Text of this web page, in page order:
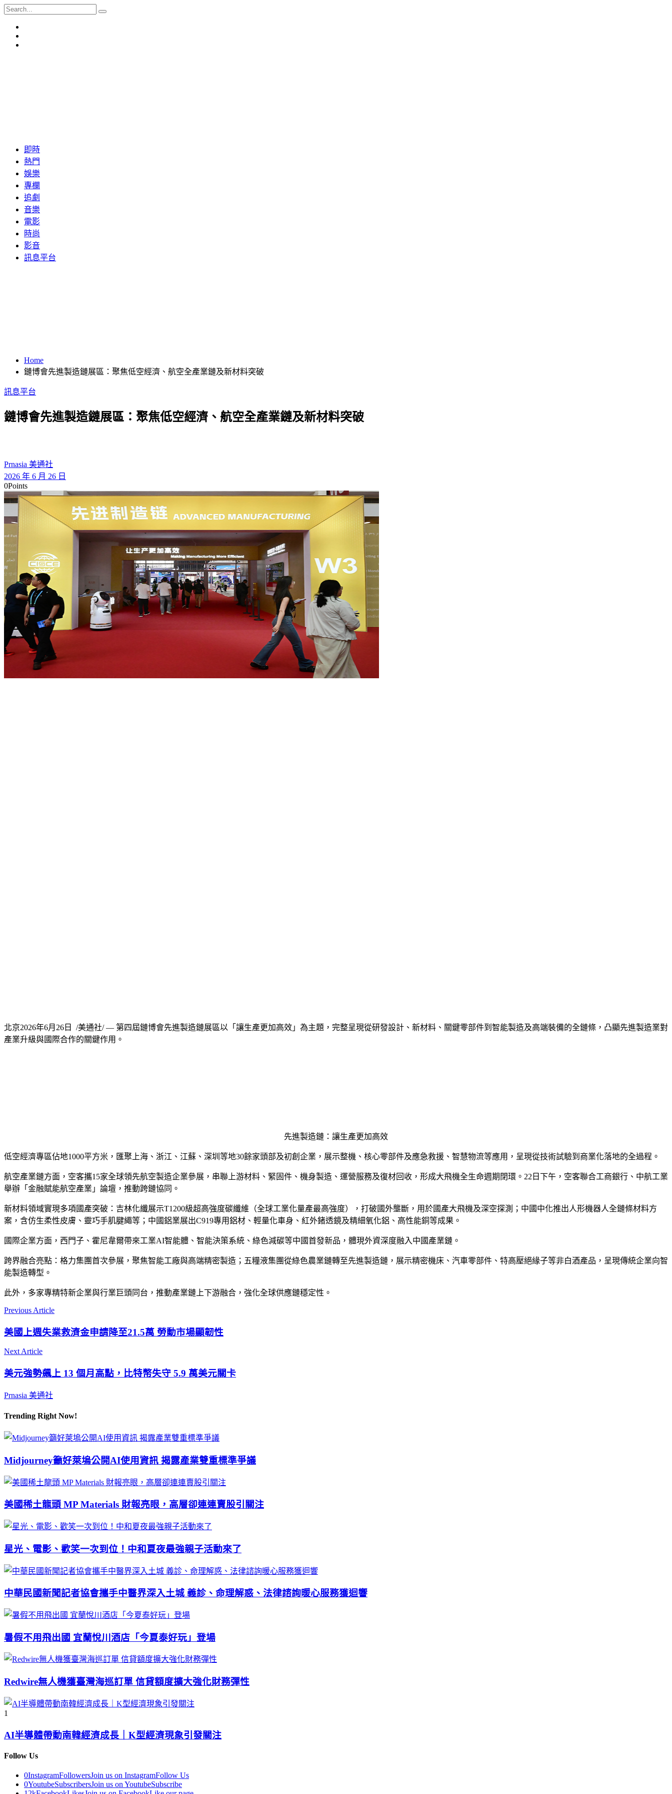
即時
熱門
娛樂
專欄
追劇
音樂
電影
時尚
影音
訊息平台
Home
鏈博會先進製造鏈展區：聚焦低空經濟、航空全產業鏈及新材料突破
訊息平台
鏈博會先進製造鏈展區：聚焦低空經濟、航空全產業鏈及新材料突破
Prnasia 美通社
2026 年 6 月 26 日
0Points
北京2026年6月26日 /美通社/ — 第四屆鏈博會先進製造鏈展區以「讓生產更加高效」為主題，完整呈現從研發設計、新材料、關鍵零部件到智能製造及高端裝備的全鏈條，凸顯先進製造業對
產業升級與國際合作的關鍵作用。
先進製造鏈：讓生產更加高效
低空經濟專區佔地1000平方米，匯聚上海、浙江、江蘇、深圳等地30餘家頭部及初創企業，展示整機、核心零部件及應急救援、智慧物流等應用，呈現從技術試驗到商業化落地的全過程。
航空產業鏈方面，空客攜15家全球領先航空製造企業參展，串聯上游材料、緊固件、機身製造、運營服務及復材回收，形成大飛機全生命週期閉環。22日下午，空客聯合工商銀行、中航工業
舉辦「金融賦能航空產業」論壇，推動跨鏈協同。
新材料領域實現多項國產突破：吉林化纖展示T1200級超高強度碳纖維（全球工業化量產最高強度），打破國外壟斷，用於國產大飛機及深空探測；中國中化推出人形機器人全鏈條材料方
案，含仿生柔性皮膚、靈巧手肌腱繩等；中國鋁業展出C919專用鋁材、輕量化車身、紅外鍺透鏡及精細氧化鋁、高性能銅等成果。
國際企業方面，西門子、霍尼韋爾帶來工業AI智能體、智能決策系統、綠色減碳等中國首發新品，體現外資深度融入中國產業鏈。
跨界融合亮點：格力集團首次參展，聚焦智能工廠與高端精密製造；五糧液集團從綠色農業鏈轉至先進製造鏈，展示精密機床、汽車零部件、特高壓絕緣子等非白酒產品，呈現傳統企業向智
能製造轉型。
此外，多家專精特新企業與行業巨頭同台，推動產業鏈上下游融合，強化全球供應鏈穩定性。
Previous Article
美國上週失業救濟金申請降至21.5萬 勞動市場顯韌性
Next Article
美元強勢飆上 13 個月高點，比特幣失守 5.9 萬美元關卡
Prnasia 美通社
Trending Right Now!
Midjourney籲好萊塢公開AI使用資訊 揭露產業雙重標準爭議
美國稀土龍頭 MP Materials 財報亮眼，高層卻連連賣股引關注
星光、電影、歡笑一次到位！中和夏夜最強親子活動來了
中華民國新聞記者協會攜手中醫界深入土城 義診、命理解惑、法律諮詢暖心服務獲迴響
暑假不用飛出國 宜蘭悅川酒店「今夏泰好玩」登場
Redwire無人機獲臺灣海巡訂單 信貸額度擴大強化財務彈性
1
AI半導體帶動南韓經濟成長｜K型經濟現象引發關注
Follow Us
0InstagramFollowersJoin us on InstagramFollow Us
0YoutubeSubscribersJoin us on YoutubeSubscribe